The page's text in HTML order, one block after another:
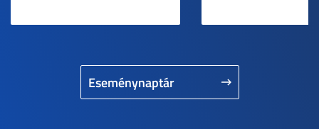
Eseménynaptár